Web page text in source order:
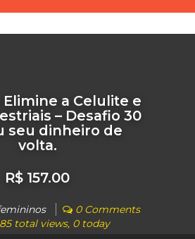
Elimine a Celulite e
– Desafio 30
seu dinheiro de
volta.
R$ 157.00
0 Comments
total views, 0 today